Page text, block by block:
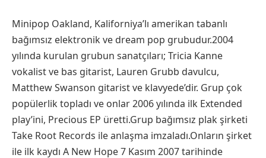
Minipop Oakland, Kaliforniya’lı amerikan tabanlı
bağımsız elektronik ve dream pop grubudur.2004
yılında kurulan grubun sanatçıları; Tricia Kanne
vokalist ve bas gitarist, Lauren Grubb davulcu,
Matthew Swanson gitarist ve klavyede’dir. Grup çok
popülerlik topladı ve onlar 2006 yılında ilk Extended
play’ini, Precious EP üretti.Grup bağımsız plak şirketi
Take Root Records ile anlaşma imzaladı.Onların şirket
ile ilk kaydı A New Hope 7 Kasım 2007 tarihinde